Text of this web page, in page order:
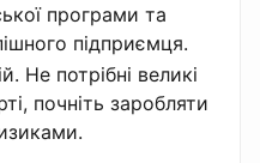
програми та
підприємця.
Не потрібні великі
почніть заробляти